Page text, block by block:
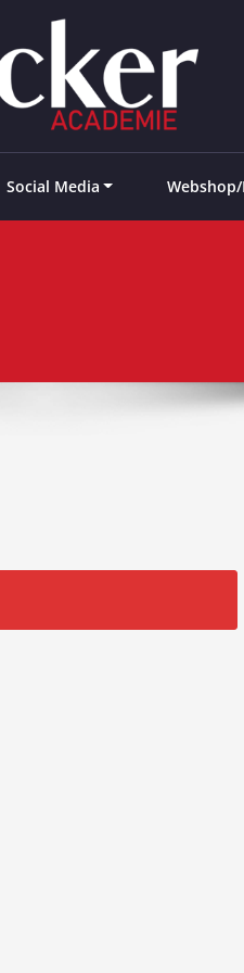
Social Media